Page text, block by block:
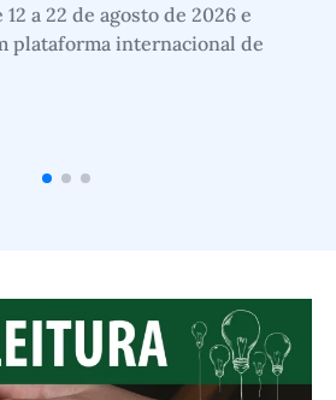
a 22 de agosto de 2026 e
plataforma internacional de